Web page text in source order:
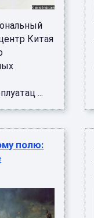
Китая
...
полю: